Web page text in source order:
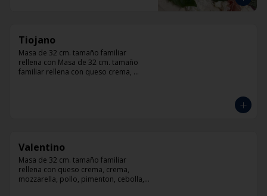
Tiojano
Masa de 32 cm. tamaño familiar
rellena con Masa de 32 cm. tamaño
familiar rellena con queso crema,
Valentino
Masa de 32 cm. tamaño familiar
rellena con queso crema, crema,
mozzarella, pollo, pimenton, cebolla,